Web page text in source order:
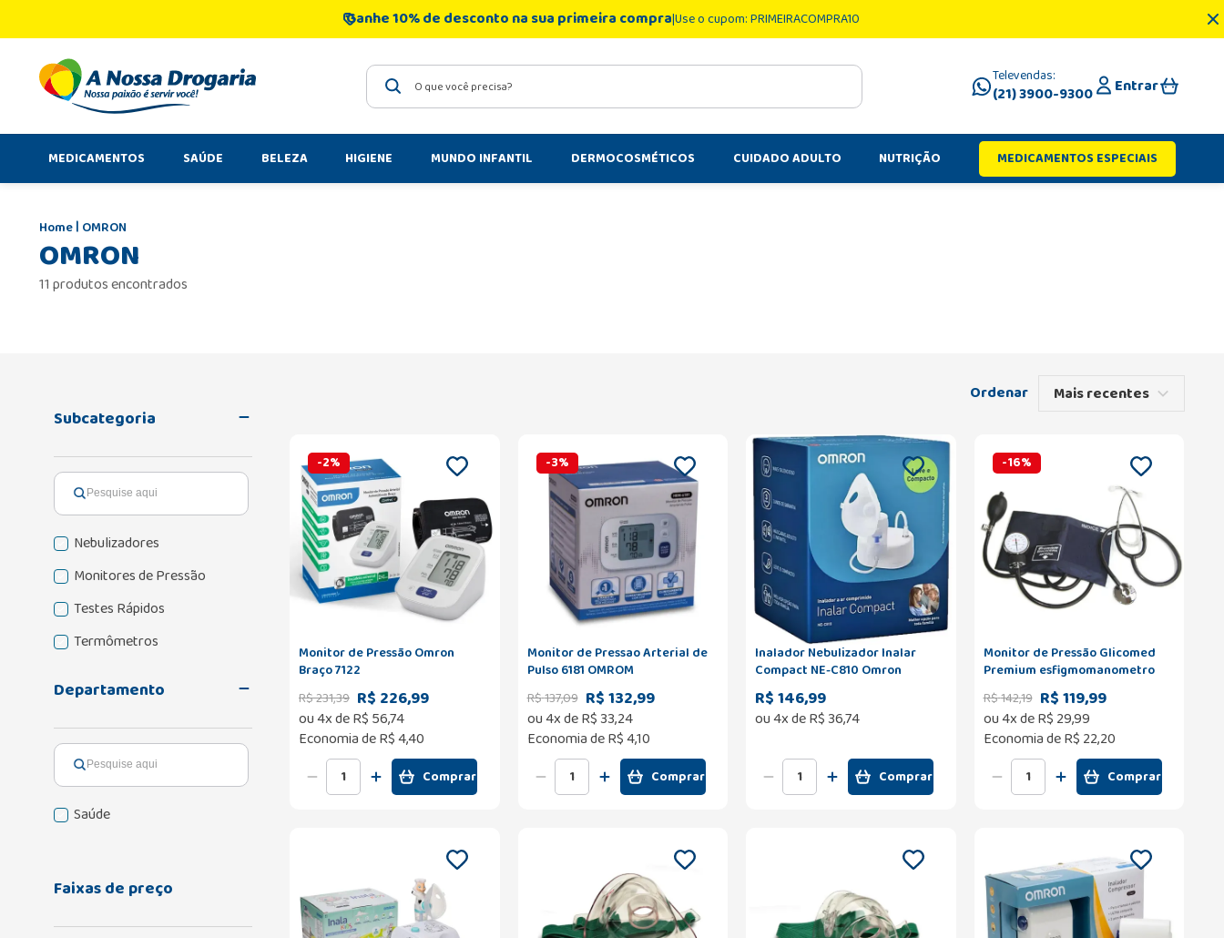
Ganhe 10% de desconto na sua primeira compraUse o cupom: PRIMEIRACOMPRA10
O que você precisa? Televendas:
(21) 3900-9300 Entrar
MEDICAMENTOS SAÚDE BELEZA HIGIENE MUNDO INFANTIL DERMOCOSMÉTICOS CUIDADO ADULTO NUTRIÇÃO MEDICAMENTOS ESPECIAIS
OMRON
OMRON
11 produtos encontrados
Subcategoria
Nebulizadores
Monitores de Pressão
Testes Rápidos
Termômetros
Departamento
Saúde
Faixas de preço
Mais recentes
-2%
Monitor de Pressão Omron
Braço 7122
R$231,39 R$ 226,99
ou4x deR$ 56,74
Economia deR$ 4,40
Comprar
-3%
Monitor de Pressao Arterial de
Pulso 6181 OMROM
R$137,09 R$ 132,99
ou4x deR$33,24
Economia deR$ 4,10
Comprar
Inalador Nebulizador Inalar
Compact NE-C810 Omron
R$ 146,99
ou4x deR$36,74
Comprar
-16%
Monitor de Pressão Glicomed
Premium esfigmomanometro
com 1 unidade
R$142,19 R$ 119,99
ou4x deR$ 29,99
Economia deR$ 22,20
Comprar